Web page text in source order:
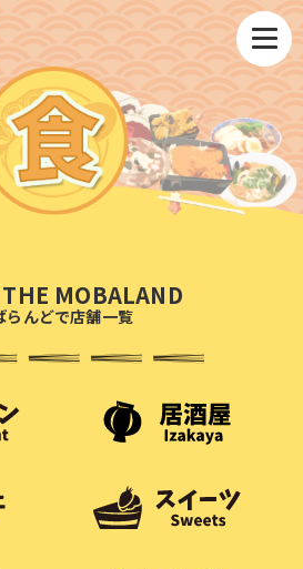
MOBALAND
らんどで店舗一覧